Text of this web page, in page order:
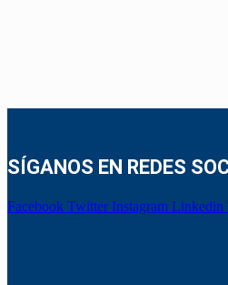
SÍGANOS EN REDES
Facebook Twitter Instagram Linkedin